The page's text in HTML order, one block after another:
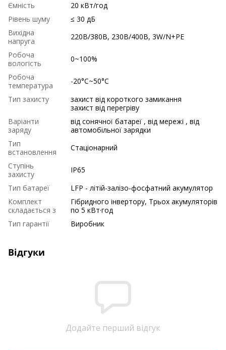
Ємність
20 кВт/год
Рівень шуму
≤ 30 дБ
Вихідна
напруга
220В/380В, 230В/400В, 3W/N+PE
Робоча
вологість
0~100%
Робоча
температура
-20°C~50°C
Тип захисту
захист від короткого замикання
захист від перегріву
Варіанти
заряду
від сонячної батареї , від мережі , від
автомобільної зарядки
Тип
встановлення
Стаціонарний
Ступінь
захисту
IP65
Тип батареї
LFP - літій-залізо-фосфатний акумулятор
Комплект
складається з
Гібридного інвертору, Трьох акумуляторів
по 5 кВт·год
Тип гарантії
Виробник
Відгуки
Додайте перший відгук